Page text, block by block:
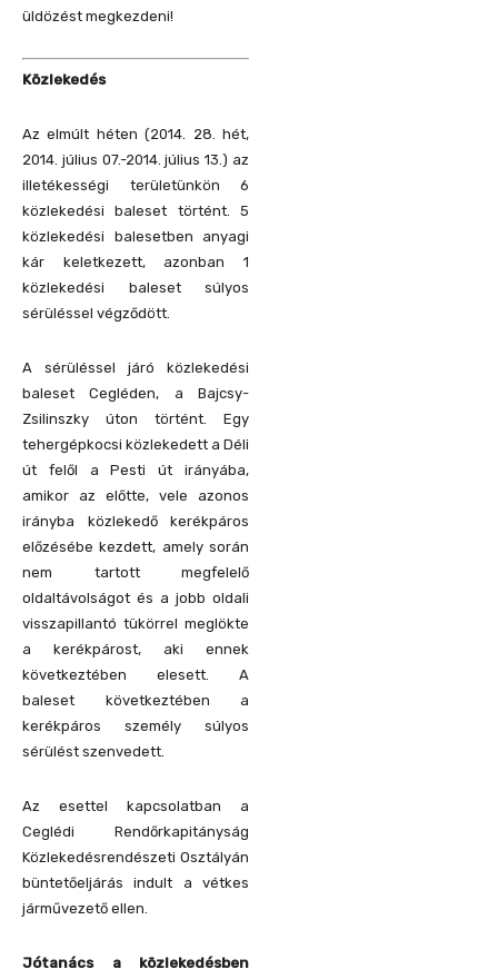
üldözést megkezdeni!
Közlekedés
Az elmúlt héten (2014. 28. hét,
2014. július 07.-2014. július 13.) az
illetékességi területünkön 6
közlekedési baleset történt. 5
közlekedési balesetben anyagi
kár keletkezett, azonban 1
közlekedési baleset súlyos
sérüléssel végződött.
A sérüléssel járó közlekedési
baleset Cegléden, a Bajcsy-
Zsilinszky úton történt. Egy
tehergépkocsi közlekedett a Déli
út felől a Pesti út irányába,
amikor az előtte, vele azonos
irányba közlekedő kerékpáros
előzésébe kezdett, amely során
nem tartott megfelelő
oldaltávolságot és a jobb oldali
visszapillantó tükörrel meglökte
a kerékpárost, aki ennek
következtében elesett. A
baleset következtében a
kerékpáros személy súlyos
sérülést szenvedett.
Az esettel kapcsolatban a
Ceglédi Rendőrkapitányság
Közlekedésrendészeti Osztályán
büntetőeljárás indult a vétkes
járművezető ellen.
Jótanács a közlekedésben